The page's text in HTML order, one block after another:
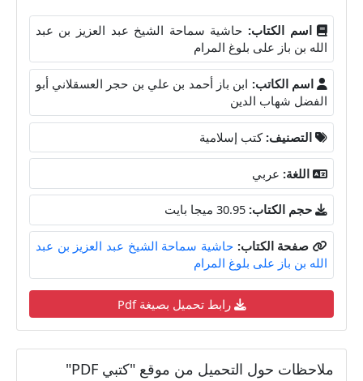
اسم الكتاب: حاشية سماحة الشيخ عبد العزيز بن عبد
الله بن باز على بلوغ المرام
اسم الكاتب: ابن باز أحمد بن علي بن حجر العسقلاني أبو
الفضل شهاب الدين
التصنيف: كتب إسلامية
اللغة: عربي
حجم الكتاب: 30.95 ميجا بايت
صفحة الكتاب: حاشية سماحة الشيخ عبد العزيز بن عبد
الله بن باز على بلوغ المرام
رابط تحميل بصيغة Pdf
ملاحظات حول التحميل من موقع "كتبي PDF"